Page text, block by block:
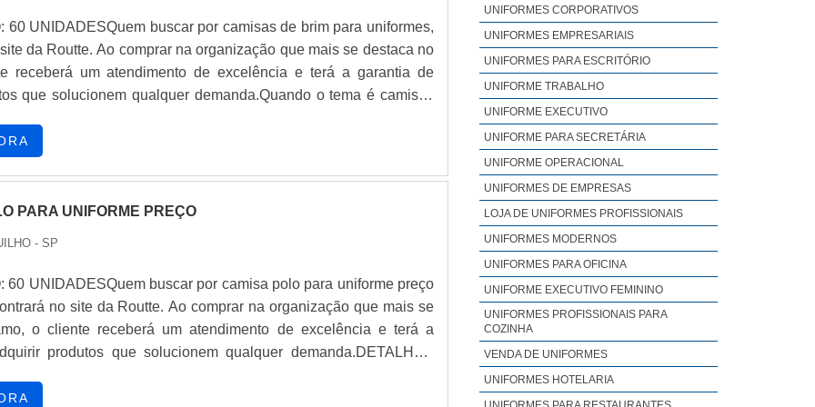
60 UNIDADESQuem buscar por camisas de brim para uniformes,
da Routte. Ao comprar na organização que mais se destaca no
receberá um atendimento de excelência e terá a garantia de
que solucionem qualquer demanda.Quando o tema é camisas
benefício e diversas opções de pagamento disponíveis.MAIS
uma estrutura com escritório de alta qualidade onde são
e sede em localização privilegiada, tudo para garantir
companhia demonstrar competência, excelência e destaque
atuação. A Routte se mostra referência por ter: Colaboradores
personalizado; Amplo estoque de produtos; Ótimo
na qualidade em camisas de brim para uniformes, sempre
uma empresa que tenha produtos e serviços com ótima qualidade
seus clientes.Tudo isso e muito mais são os motivos pelos quais a
PARA UNIFORME PREÇO
- SP
60 UNIDADESQuem buscar por camisa polo para uniforme preço
no site da Routte. Ao comprar na organização que mais se
o cliente receberá um atendimento de excelência e terá a
produtos que solucionem qualquer demanda.DETALHES
uniforme preço acessível em uma empresa inovadora, encontra
UNIFORMES CORPORATIVOS
UNIFORMES EMPRESARIAIS
UNIFORMES PARA ESCRITÓRIO
UNIFORME TRABALHO
UNIFORME EXECUTIVO
UNIFORME PARA SECRETÁRIA
UNIFORME OPERACIONAL
UNIFORMES DE EMPRESAS
LOJA DE UNIFORMES PROFISSIONAIS
UNIFORMES MODERNOS
UNIFORMES PARA OFICINA
UNIFORME EXECUTIVO FEMININO
UNIFORMES PROFISSIONAIS PARA
COZINHA
VENDA DE UNIFORMES
UNIFORMES HOTELARIA